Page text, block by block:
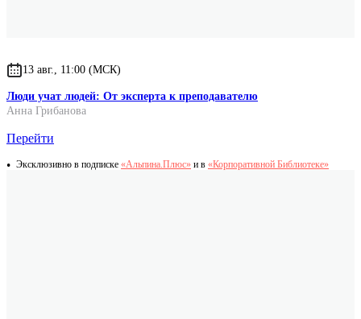
13 авг., 11:00 (МСК)
Люди учат людей: От эксперта к преподавателю
Анна Грибанова
Перейти
Эксклюзивно в подписке «Альпина.Плюс» и в «Корпоративной Библиотеке»